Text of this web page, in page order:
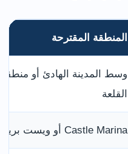
المنطقة المقترحة
وسط المدينة الهادئ أو منطقة
القلعة
Castle Marina أو ويست بريدجفورد